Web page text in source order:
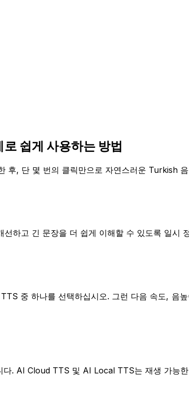
쉽게 사용하는 방법
후, 단 몇 번의 클릭만으로 자연스러운 Turkish
하고 긴 문장을 더 쉽게 이해할 수 있도록 일시
중 하나를 선택하십시오. 그런 다음 속도, 음
. AI Cloud TTS 및 AI Local TTS는 재생 가능